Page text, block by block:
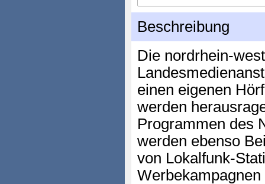
Beschreibung
Die nordrhein-
einen eigenen
werden
Programmen des
werden ebenso
von Lokalfunk-